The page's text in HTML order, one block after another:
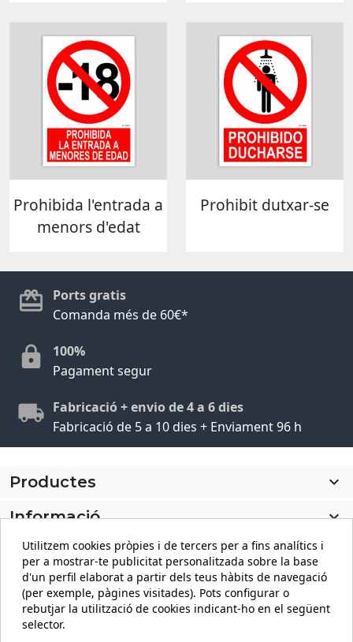
Prohibida l'entrada a
menors d'edat
Prohibit dutxar-se
Ports gratis
Comanda més de 60€*
100%
Pagament segur
Fabricació + envio de 4 a 6 dies
Fabricació de 5 a 10 dies + Enviament 96 h
Productes

Informació

El meu compte
Informació sobre la botiga
keyboard_arrow_down
Utilitzem cookies pròpies i de tercers per a fins analítics i
per a mostrar-te publicitat personalitzada sobre la base
d'un perfil elaborat a partir dels teus hàbits de navegació
(per exemple, pàgines visitades). Pots configurar o
rebutjar la utilització de cookies indicant-ho en el següent
selector.